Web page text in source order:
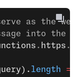
as the
into the
. https .
length ===